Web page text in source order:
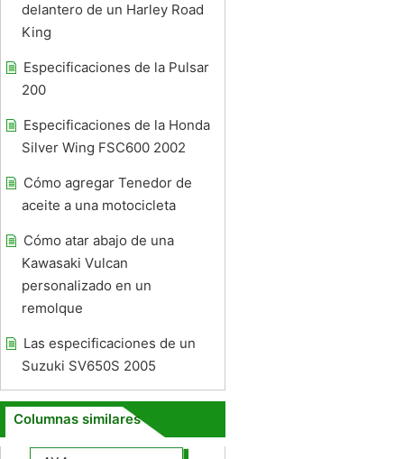
delantero de un Harley Road
King
Especificaciones de la Pulsar
200
Especificaciones de la Honda
Silver Wing FSC600 2002
Cómo agregar Tenedor de
aceite a una motocicleta
Cómo atar abajo de una
Kawasaki Vulcan
personalizado en un
remolque
Las especificaciones de un
Suzuki SV650S 2005
Columnas similares